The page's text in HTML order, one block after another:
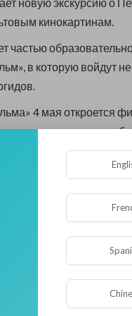
кинокартинам.
частью
в которую войдут
4 мая откроется
а при кинотеатре
Умярова
подавать
к 125-летию первого
«Ленфильма» также
Тимуром
вступительное слово.